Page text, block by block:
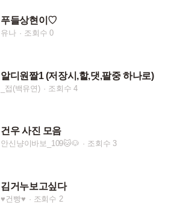
푸들상현이♡
유나 조회수 0
알디원짤1 (저장시,핱,댓,팔중 하나로)
_접(백유연) 조회수 4
건우 사진 모음
안신냥이바보_109🐱🐶 조회수 3
김거누보고싶다
♥︎건빵♥︎ 조회수 2